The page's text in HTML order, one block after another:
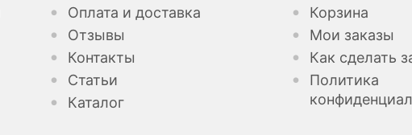
Оплата и доставка
Отзывы
Контакты
Статьи
Каталог
Корзина
Мои заказы
Как сделать
Политика